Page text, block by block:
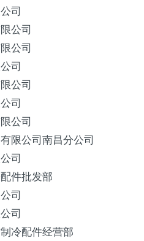
司
公司
公司
司
公司
司
公司
公司南昌分公司
司
件批发部
司
司
冷配件经营部